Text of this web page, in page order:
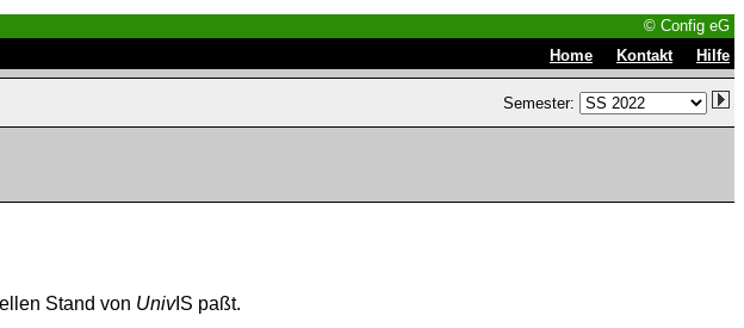
© Config eG
Home Kontakt Hilfe
Semester:
Stand von UnivIS paßt.